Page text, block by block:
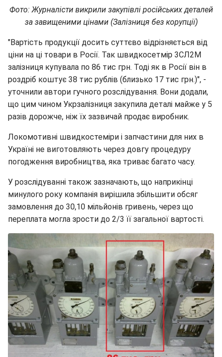
Фото: Журналісти викрили закупівлі російських деталей
за завищеними цінами (Залізниця без корупції)
"Вартість продукції досить суттєво відрізняється від
ціни на ці товари в Росії. Так швидкосетмір 3СЛ2М
залізниця купувала по 86 тис грн. Тоді як в Росії він в
роздріб коштує 38 тис рублів (близько 17 тис грн.)", -
уточнили автори гучного розслідування. Вони додали,
що цим чином Укрзалізниця закупила деталі майже у 5
разів дорожче, ніж їх зазвичай продає виробник.
Локомотивні швидкостеміри і запчастини для них в
Україні не виготовляють через довгу процедуру
погодження виробництва, яка триває багато часу.
У розслідуванні також зазначають, що наприкінці
минулого року компанія вирішила збільшити обсяг
замовлення до 30,10 мільйонів гривень, через що
переплата могла зрости до 2/3 її загальної вартості.